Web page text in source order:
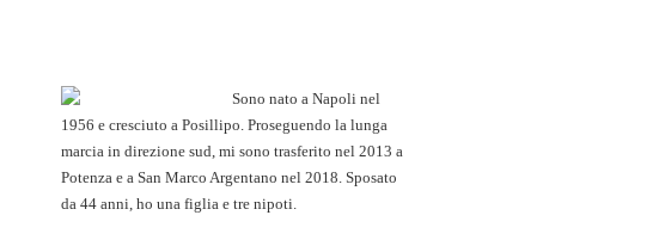
Sono nato a Napoli nel
1956 e cresciuto a Posillipo. Proseguendo la lunga
marcia in direzione sud, mi sono trasferito nel 2013 a
Potenza e a San Marco Argentano nel 2018. Sposato
da 44 anni, ho una figlia e tre nipoti.